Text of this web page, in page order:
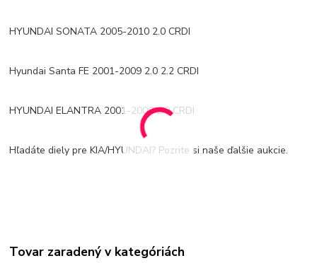
HYUNDAI SONATA 2005-2010 2.0 CRDI
Hyundai Santa FE 2001-2009 2.0 2.2 CRDI
HYUNDAI ELANTRA 2001-2006 2.0 CRDI
Hľadáte diely pre KIA/HYUNDAI? Pozrite si naše ďalšie aukcie.
Tovar zaradený v kategóriách